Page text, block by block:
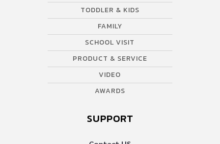
TODDLER & KIDS
FAMILY
SCHOOL VISIT
PRODUCT & SERVICE
VIDEO
AWARDS
SUPPORT